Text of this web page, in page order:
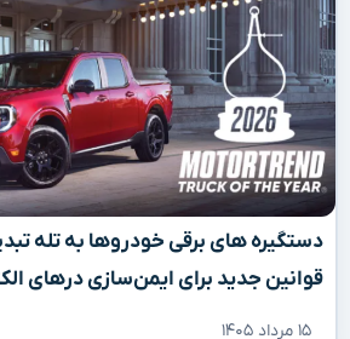
دستگیره‌ های برقی خودروها به تله
قوانین جدید برای ایمن‌سازی درهای
۱۵ مرداد ۱۴۰۵